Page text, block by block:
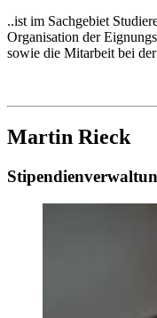
..ist im Sachgebiet
Organisation der
sowie die Mitarbeit bei
Martin Rieck